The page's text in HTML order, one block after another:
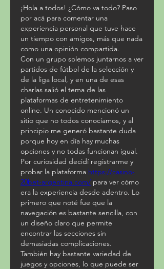
¡Hola a todos! ¿Cómo va todo? Paso
por acá para comentar una
experiencia personal que tuve hace
un tiempo con amigos, más que nada
como una opinión compartida.
Con un grupo solemos juntarnos a ver
partidos de fútbol de la selección y
de la liga local, y en una de esas
charlas salió el tema de las
plataformas de entretenimiento
online. Un conocido mencionó un
sitio que no todos conocíamos, y al
principio me generó bastante duda
porque hoy en día hay muchas
opciones y no todas funcionan igual.
Por curiosidad decidí registrarme y
probar la plataforma https://casino-
20bet-argentina.com/ para ver cómo
era la experiencia desde adentro. Lo
primero que noté fue que la
navegación es bastante sencilla, con
un diseño claro que permite
encontrar las secciones sin
demasiadas complicaciones.
También hay bastante variedad de
juegos y opciones, lo que puede ser